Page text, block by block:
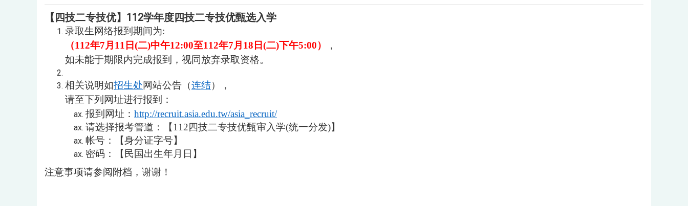
【四技二专技优】112学年度四技二专技优甄选入学
录取生网络报到期间为:
（112年7月11日(二)中午12:00至112年7月18日(二)下午5:00）
，
如未能于期限内完成报到，视同放弃录取资格。
相关说明如招生处 网站公告（连结），
请至下列网址进行报到：
报到网址： http://recruit.asia.edu.tw/asia_recruit/
请选择报考管道：【112四技二专技优甄审入学(统一分发)】
帐号：【身分证字号】
密码：【民国出生年月日】
注意事项请参阅附档，谢谢！